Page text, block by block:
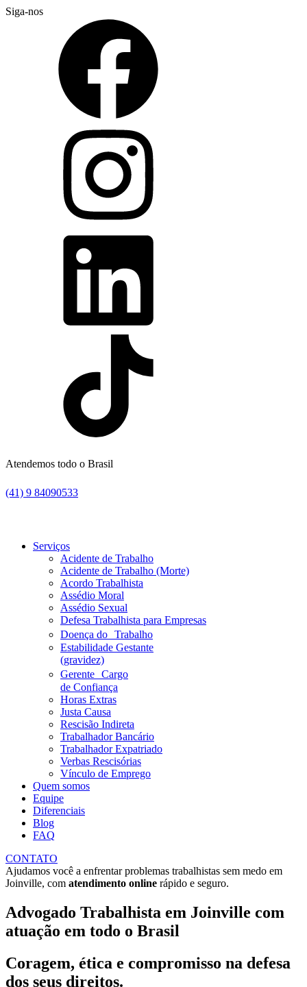
Siga-nos
Atendemos todo o Brasil
(41) 9 84090533
Serviços
Acidente de Trabalho
Acidente de Trabalho (Morte)
Acordo Trabalhista
Assédio Moral
Assédio Sexual
Defesa Trabalhista para Empresas
Doença do Trabalho
Estabilidade Gestante
(gravidez)
Gerente Cargo
de Confiança
Horas Extras
Justa Causa
Rescisão Indireta
Trabalhador Bancário
Trabalhador Expatriado
Verbas Rescisórias
Vínculo de Emprego
Quem somos
Equipe
Diferenciais
Blog
FAQ
CONTATO
Ajudamos você a enfrentar problemas trabalhistas sem medo em
Joinville, com atendimento online rápido e seguro.
Advogado Trabalhista em Joinville com
atuação em todo o Brasil
Coragem, ética e compromisso na defesa
dos seus direitos.